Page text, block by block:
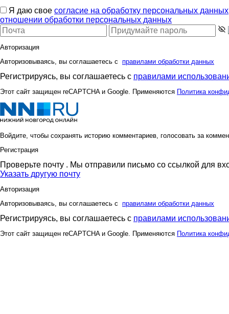
Я даю свое согласие на обработку персональных данных
отношении обработки персональных данных
Авторизация
Авторизовываясь, вы соглашаетесь с правилами обработки данных
Регистрируясь, вы соглашаетесь с правилами
Этот сайт защищен reCAPTCHA и Google. Применяются Политика
Войдите, чтобы сохранять историю комментариев, голосовать за
Регистрация
Проверьте почту . Мы отправили письмо со ссылкой для
Указать другую почту
Авторизация
Авторизовываясь, вы соглашаетесь с правилами обработки данных
Регистрируясь, вы соглашаетесь с правилами
Этот сайт защищен reCAPTCHA и Google. Применяются Политика